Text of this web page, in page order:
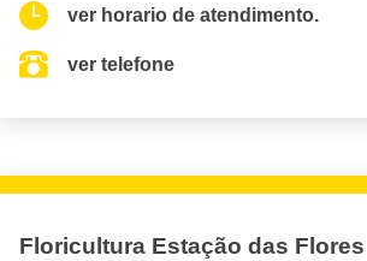
ver horario de atendimento.
ver telefone
Floricultura Estação das Flores